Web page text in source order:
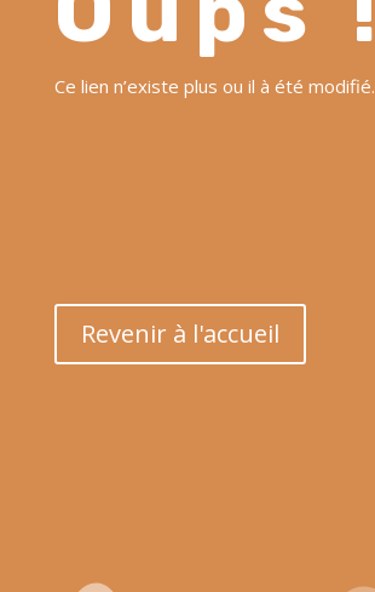
Ce lien n’existe plus ou il à été modifié.
Revenir à l'accueil